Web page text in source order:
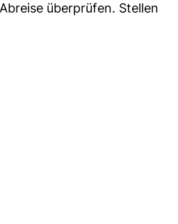
überprüfen. Stellen